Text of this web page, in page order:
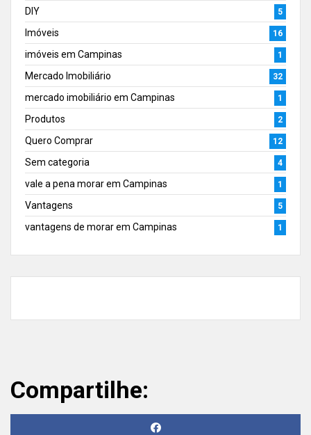
DIY 5
Imóveis 16
imóveis em Campinas 1
Mercado Imobiliário 32
mercado imobiliário em Campinas 1
Produtos 2
Quero Comprar 12
Sem categoria 4
vale a pena morar em Campinas 1
Vantagens 5
vantagens de morar em Campinas 1
Compartilhe: